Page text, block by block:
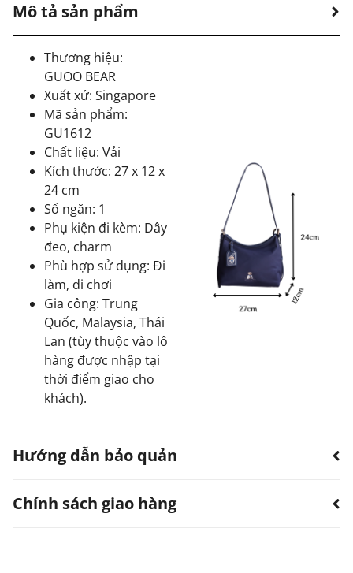
Mô tả sản phẩm
Thương hiệu:
GUOO BEAR
Xuất xứ: Singapore
Mã sản phẩm:
GU1612
Chất liệu: Vải
Kích thước: 27 x 12 x
24 cm
Số ngăn: 1
Phụ kiện đi kèm: Dây
đeo, charm
Phù hợp sử dụng: Đi
làm, đi chơi
Gia công: Trung
Quốc, Malaysia, Thái
Lan (tùy thuộc vào lô
hàng được nhập tại
thời điểm giao cho
khách).
Hướng dẫn bảo quản
Hạn chế sản phẩm bị thấm nước.
Chính sách giao hàng